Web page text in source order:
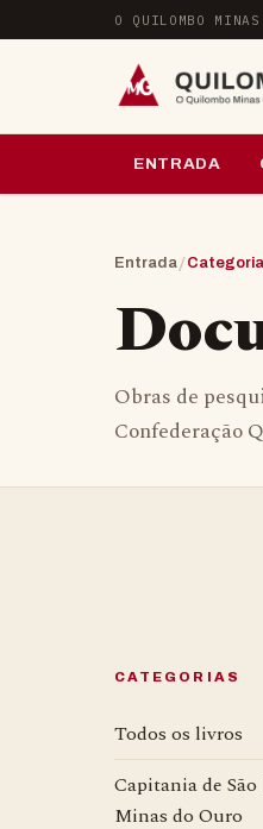
Pular para o conteúdo
O QUILOMBO
ENTRADA
Entrada/
Obras de
Confederação
CATEGORIAS
Todos os livros
Capitania de
Minas do Ouro